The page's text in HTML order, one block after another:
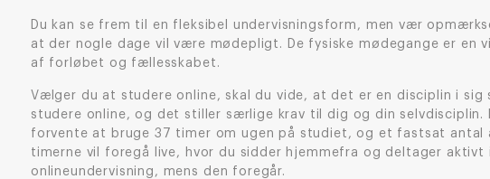
Du kan se frem til en fleksibel undervisningsform, men vær
at der nogle dage vil være mødepligt. De fysiske mødegange er en
af forløbet og fællesskabet.
Vælger du at studere online, skal du vide, at det er en disciplin i sig
studere online, og det stiller særlige krav til dig og din selvdisciplin.
forvente at bruge 37 timer om ugen på studiet, og et fastsat antal
timerne vil foregå live, hvor du sidder hjemmefra og deltager aktivt i
onlineundervisning, mens den foregår.